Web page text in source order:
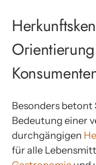
Besonders betont
Bedeutung einer
durchgängigen
für alle